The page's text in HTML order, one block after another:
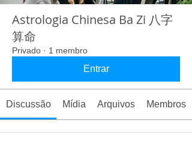
Astrologia Chinesa Ba Zi 八字
算命
Privado · 1 membro
Entrar
Discussão Mídia Arquivos Membros